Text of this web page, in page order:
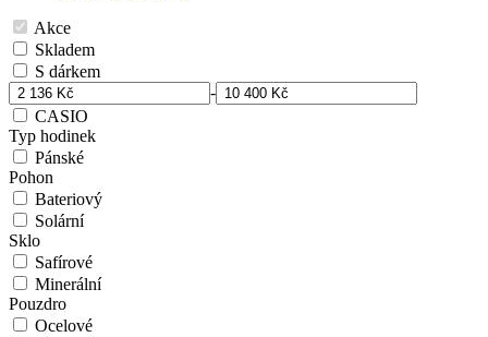
Akce
Skladem
S dárkem
-
CASIO
Typ hodinek
Pánské
Pohon
Bateriový
Solární
Sklo
Safírové
Minerální
Pouzdro
Ocelové